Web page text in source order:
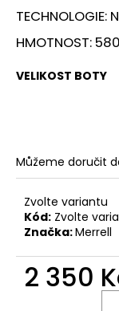
TECHNOLOGIE:
HMOTNOST:
VELIKOST BOTY
Můžeme doručit
Zvolte variantu
Kód: Zvolte
Značka:Merrell
2 350